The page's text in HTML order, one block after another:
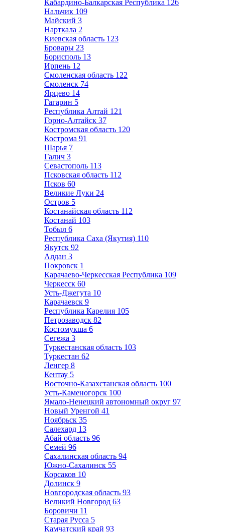
Кабардино-Балкарская Республика 126
Нальчик 109
Майский 3
Нарткала 2
Киевская область 123
Бровары 23
Борисполь 13
Ирпень 12
Смоленская область 122
Смоленск 74
Ярцево 14
Гагарин 5
Республика Алтай 121
Горно-Алтайск 37
Костромская область 120
Кострома 91
Шарья 7
Галич 3
Севастополь 113
Псковская область 112
Псков 60
Великие Луки 24
Остров 5
Костанайская область 112
Костанай 103
Тобыл 6
Республика Саха (Якутия) 110
Якутск 92
Алдан 3
Покровск 1
Карачаево-Черкесская Республика 109
Черкесск 60
Усть-Джегута 10
Карачаевск 9
Республика Карелия 105
Петрозаводск 82
Костомукша 6
Сегежа 3
Туркестанская область 103
Туркестан 62
Ленгер 8
Кентау 5
Восточно-Казахстанская область 100
Усть-Каменогорск 100
Ямало-Ненецкий автономный округ 97
Новый Уренгой 41
Ноябрьск 35
Салехард 13
Абай область 96
Семей 96
Сахалинская область 94
Южно-Сахалинск 55
Корсаков 10
Долинск 9
Новгородская область 93
Великий Новгород 63
Боровичи 11
Старая Русса 5
Камчатский край 93